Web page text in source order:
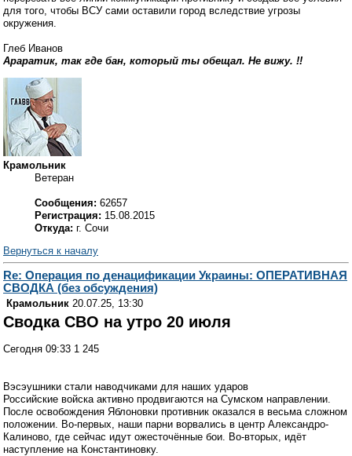
для того, чтобы ВСУ сами оставили город вследствие угрозы
окружения.
Глеб Иванов
Араратик, так где бан, который ты обещал. Не вижу. !!
Крамольник
Ветеран
Сообщения: 62657
Регистрация: 15.08.2015
Откуда: г. Сочи
Вернуться к началу
Re: Операция по денацификации Украины: ОПЕРАТИВНАЯ
СВОДКА (без обсуждения)
Крамольник 20.07.25, 13:30
Сводка СВО на утро 20 июля
Сегодня 09:33 1 245
Вэсэушники стали наводчиками для наших ударов
Российские войска активно продвигаются на Сумском направлении.
После освобождения Яблоновки противник оказался в весьма сложном
положении. Во-первых, наши парни ворвались в центр Александро-
Калиново, где сейчас идут ожесточённые бои. Во-вторых, идёт
наступление на Константиновку.